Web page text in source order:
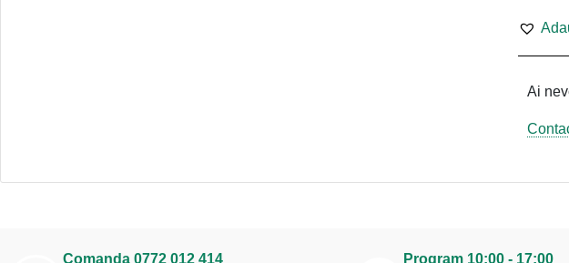
Ai
Comanda 0772 012 414 Program 10:00 - 17:00